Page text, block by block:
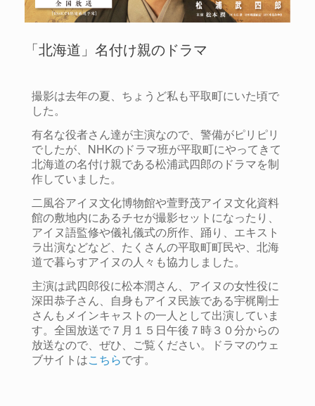
「北海道」名付け親のドラマ
撮影は去年の夏、ちょうど私も平取町にいた頃で
した。
有名な役者さん達が主演なので、警備がピリピリ
でしたが、NHKのドラマ班が平取町にやってきて
北海道の名付け親である松浦武四郎のドラマを制
作していました。
二風谷アイヌ文化博物館や萱野茂アイヌ文化資料
館の敷地内にあるチセが撮影セットになったり、
アイヌ語監修や儀礼儀式の所作、踊り、エキスト
ラ出演などなど、たくさんの平取町町民や、北海
道で暮らすアイヌの人々も協力しました。
主演は武四郎役に松本潤さん、アイヌの女性役に
深田恭子さん、自身もアイヌ民族である宇梶剛士
さんもメインキャストの一人として出演していま
す。全国放送で７月１５日午後７時３０分からの
放送なので、ぜひ、ご覧ください。
ドラマのウェ
ブサイトはこちらです。